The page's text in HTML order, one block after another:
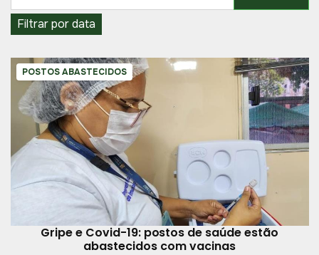
Filtrar por data
POSTOS ABASTECIDOS
Gripe e Covid-19: postos de saúde estão
abastecidos com vacinas